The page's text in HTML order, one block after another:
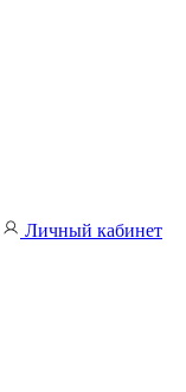
Личный кабинет